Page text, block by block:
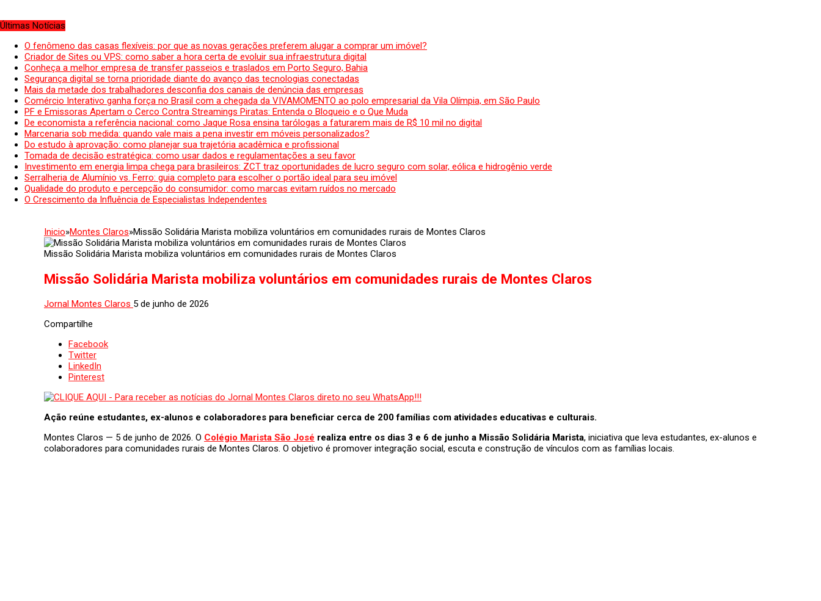
Últimas Notícias
O fenômeno das casas flexíveis: por que as novas gerações preferem alugar a comprar um imóvel?
Criador de Sites ou VPS: como saber a hora certa de evoluir sua infraestrutura digital
Conheça a melhor empresa de transfer passeios e traslados em Porto Seguro, Bahia
Segurança digital se torna prioridade diante do avanço das tecnologias conectadas
Mais da metade dos trabalhadores desconfia dos canais de denúncia das empresas
Comércio Interativo ganha força no Brasil com a chegada da VIVAMOMENTO ao polo empresarial da Vila Olímpia, em São Paulo
PF e Emissoras Apertam o Cerco Contra Streamings Piratas: Entenda o Bloqueio e o Que Muda
De economista a referência nacional: como Jaque Rosa ensina tarólogas a faturarem mais de R$ 10 mil no digital
Marcenaria sob medida: quando vale mais a pena investir em móveis personalizados?
Do estudo à aprovação: como planejar sua trajetória acadêmica e profissional
Tomada de decisão estratégica: como usar dados e regulamentações a seu favor
Investimento em energia limpa chega para brasileiros: ZCT traz oportunidades de lucro seguro com solar, eólica e hidrogênio verde
Serralheria de Alumínio vs. Ferro: guia completo para escolher o portão ideal para seu imóvel
Qualidade do produto e percepção do consumidor: como marcas evitam ruídos no mercado
O Crescimento da Influência de Especialistas Independentes
Inicio»Montes Claros»Missão Solidária Marista mobiliza voluntários em comunidades rurais de Montes Claros
Missão Solidária Marista mobiliza voluntários em comunidades rurais de Montes Claros
Missão Solidária Marista mobiliza voluntários em comunidades rurais de Montes Claros
Jornal Montes Claros 5 de junho de 2026
Compartilhe
Facebook
Twitter
LinkedIn
Pinterest
Ação reúne estudantes, ex-alunos e colaboradores para beneficiar cerca de 200 famílias com atividades educativas e culturais.
Montes Claros — 5 de junho de 2026. O Colégio Marista São José realiza entre os dias 3 e 6 de junho a Missão Solidária Marista, iniciativa que leva estudantes, ex-alunos e
colaboradores para comunidades rurais de Montes Claros. O objetivo é promover integração social, escuta e construção de vínculos com as famílias locais.